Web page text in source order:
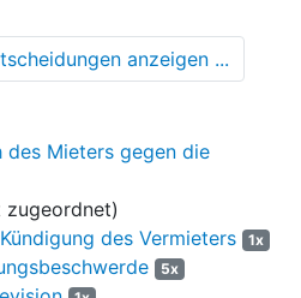
Verstöße gegen Denk- und
Erfahrungssätze, Widersprüche
Aussage und den Urteilsgründen
des Meinungsbildungsprozesses
Sinn seien die objektivierbaren
Einwände gegen die
bloße subjektive Zweifel,
oder Vermutungen der
genügten nicht.
anzeigen ...
des Mieters gegen die
des Vermieters
1x
5x